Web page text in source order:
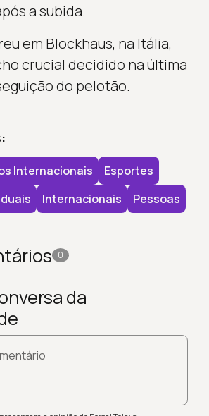
a subida.
em Blockhaus, na Itália,
crucial decidido na última
do pelotão.
Internacionais
Esportes
Internacionais Pessoas
0
da